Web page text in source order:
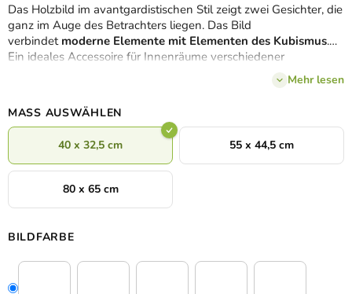
Das Holzbild im avantgardistischen Stil zeigt zwei Gesichter, die
ganz im Auge des Betrachters liegen. Das Bild
verbindet moderne Elemente mit Elementen des Kubismus.
Ein ideales Accessoire für Innenräume verschiedener
Mehr lesen
MASS AUSWÄHLEN
40 x 32,5 cm 55 x 44,5 cm
80 x 65 cm
BILDFARBE